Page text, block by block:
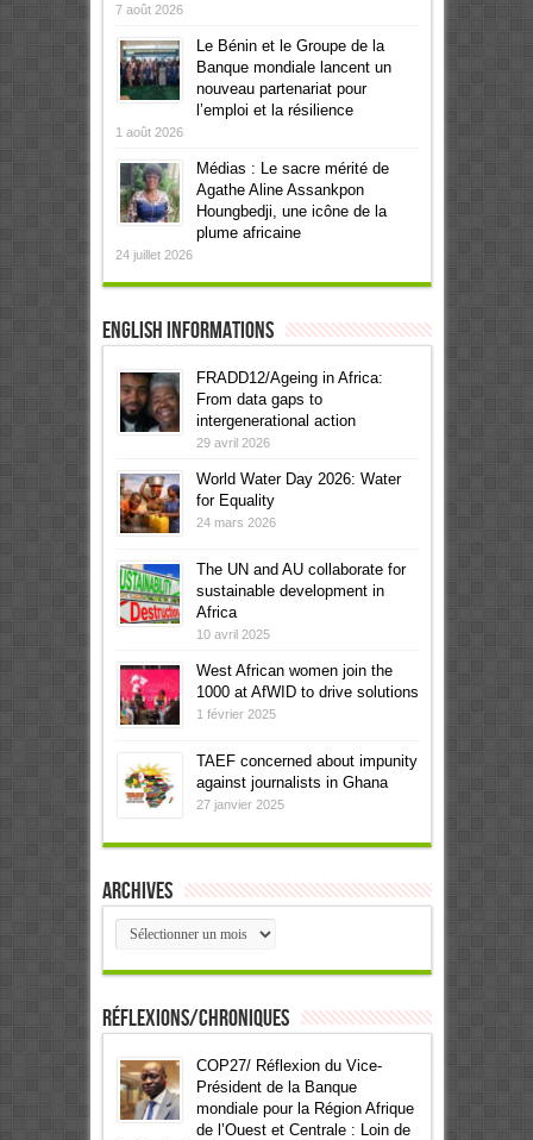
7 août 2026
Le Bénin et le Groupe de la
Banque mondiale lancent un
nouveau partenariat pour
l’emploi et la résilience
1 août 2026
Médias : Le sacre mérité de
Agathe Aline Assankpon
Houngbedji, une icône de la
plume africaine
24 juillet 2026
English informations
FRADD12/Ageing in Africa:
From data gaps to
intergenerational action
29 avril 2026
World Water Day 2026: Water
for Equality
24 mars 2026
The UN and AU collaborate for
sustainable development in
Africa
10 avril 2025
West African women join the
1000 at AfWID to drive solutions
1 février 2025
TAEF concerned about impunity
against journalists in Ghana
27 janvier 2025
Archives
Archives
Réflexions/Chroniques
COP27/ Réflexion du Vice-
Président de la Banque
mondiale pour la Région Afrique
de l’Ouest et Centrale : Loin de